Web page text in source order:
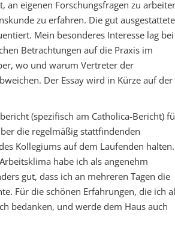
an eigenen Forschungsfragen zu
zu erfahren. Die gut ausgestattete
Mein besonderes Interesse lag bei
Betrachtungen auf die Praxis im
wo und warum Vertreter der
Der Essay wird in Kürze auf der
(spezifisch am Catholica-Bericht)
die regelmäßig stattfindenden
Kollegiums auf dem Laufenden halten.
habe ich als angenehm
gut, dass ich an mehreren Tagen die
Für die schönen Erfahrungen, die ich
bedanken, und werde dem Haus auch